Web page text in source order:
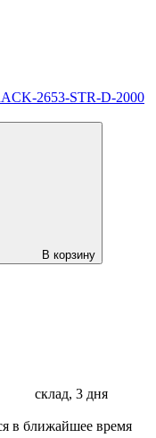
2653-STR-D-2000
В корзину
склад, 3 дня
в ближайшее время